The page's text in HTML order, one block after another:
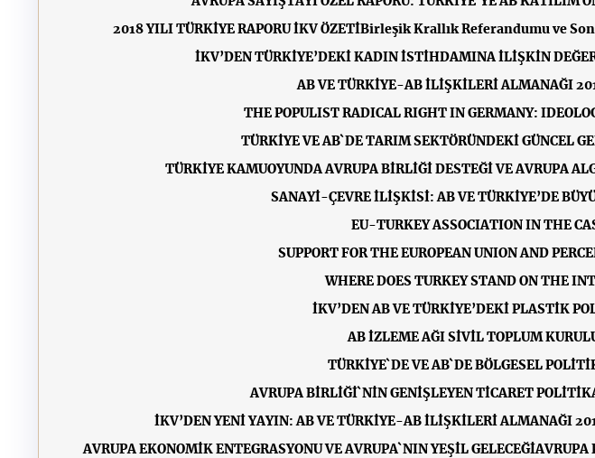
2018 YILI TÜRKİYE RAPORU İKV ÖZETİBirleşik Krallık Referandumu ve
İKV’DEN TÜRKİYE’DEKİ KADIN İSTİHDAMINA İLİŞKİN
AB VE TÜRKİYE-AB İLİŞKİLERİ ALMANAĞI
THE POPULIST RADICAL RIGHT IN GERMANY:
TÜRKİYE VE AB`DE TARIM SEKTÖRÜNDEKİ GÜNCEL
TÜRKİYE KAMUOYUNDA AVRUPA BİRLİĞİ DESTEĞİ VE AVRUPA
SANAYİ-ÇEVRE İLİŞKİSİ: AB VE TÜRKİYE’DE
EU-TURKEY ASSOCIATION IN THE
SUPPORT FOR THE EUROPEAN UNION AND
WHERE DOES TURKEY STAND ON THE
İKV’DEN AB VE TÜRKİYE’DEKİ PLASTİK
AB İZLEME AĞI SİVİL TOPLUM
TÜRKİYE`DE VE AB`DE BÖLGESEL
AVRUPA BİRLİĞİ`NİN GENİŞLEYEN TİCARET
İKV’DEN YENİ YAYIN: AB VE TÜRKİYE-AB İLİŞKİLERİ ALMANAĞI
AVRUPA EKONOMİK ENTEGRASYONU VE AVRUPA`NIN YEŞİL GELECEĞİAVRUPA